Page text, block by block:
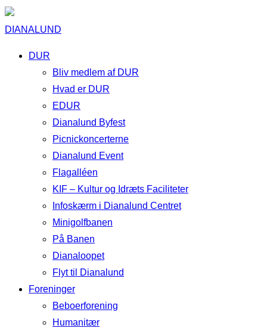
DIANALUND
DUR
Bliv medlem af DUR
Hvad er DUR
EDUR
Dianalund Byfest
Picnickoncerterne
Dianalund Event
Flagalléen
KIF – Kultur og Idræts Faciliteter
Infoskærm i Dianalund Centret
Minigolfbanen
På Banen
Dianaloopet
Flyt til Dianalund
Foreninger
Beboerforening
Humanitær